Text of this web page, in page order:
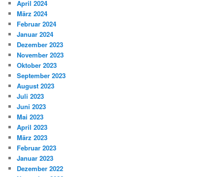
April 2024
März 2024
Februar 2024
Januar 2024
Dezember 2023
November 2023
Oktober 2023
September 2023
August 2023
Juli 2023
Juni 2023
Mai 2023
April 2023
März 2023
Februar 2023
Januar 2023
Dezember 2022